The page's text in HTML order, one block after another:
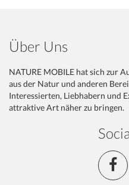
Über Uns
NATURE MOBILE hat sich zur
aus der Natur und anderen
Interessierten, Liebhabern und
attraktive Art näher zu bringen.